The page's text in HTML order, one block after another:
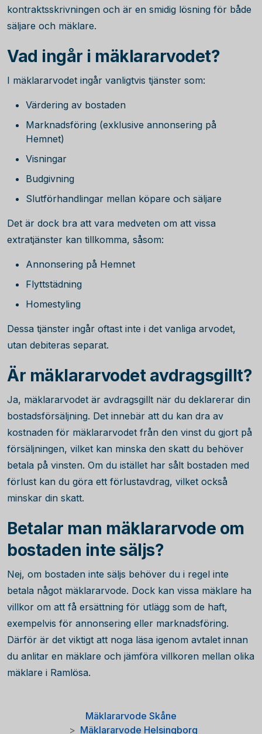
kontraktsskrivningen och är en smidig lösning för både
säljare och mäklare.
Vad ingår i mäklararvodet?
I mäklararvodet ingår vanligtvis tjänster som:
Värdering av bostaden
Marknadsföring (exklusive annonsering på
Hemnet)
Visningar
Budgivning
Slutförhandlingar mellan köpare och säljare
Det är dock bra att vara medveten om att vissa
extratjänster kan tillkomma, såsom:
Annonsering på Hemnet
Flyttstädning
Homestyling
Dessa tjänster ingår oftast inte i det vanliga arvodet,
utan debiteras separat.
Är mäklararvodet avdragsgillt?
Ja, mäklararvodet är avdragsgillt när du deklarerar din
bostadsförsäljning. Det innebär att du kan dra av
kostnaden för mäklararvodet från den vinst du gjort på
försäljningen, vilket kan minska den skatt du behöver
betala på vinsten. Om du istället har sålt bostaden med
förlust kan du göra ett förlustavdrag, vilket också
minskar din skatt.
Betalar man mäklararvode om
bostaden inte säljs?
Nej, om bostaden inte säljs behöver du i regel inte
betala något mäklararvode. Dock kan vissa mäklare ha
villkor om att få ersättning för utlägg som de haft,
exempelvis för annonsering eller marknadsföring.
Därför är det viktigt att noga läsa igenom avtalet innan
du anlitar en mäklare och jämföra villkoren mellan olika
mäklare i Ramlösa.
Mäklararvode Skåne
Mäklararvode Helsingborg